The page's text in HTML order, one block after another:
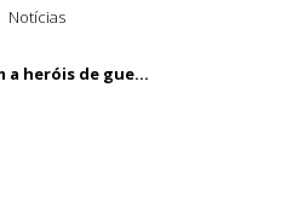
Notícias
CLDF presta homenagem a heróis de guerra da Força Expedicionária Brasileira